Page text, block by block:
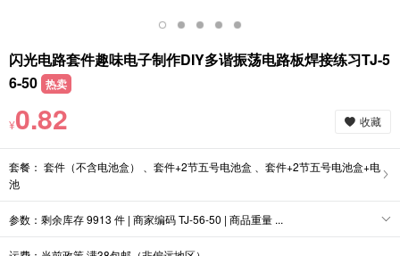
闪光电路套件趣味电子制作DIY多谐振荡电路板焊接练习TJ-5
6-50 热卖
¥0.82 收藏
套餐： 套件（不含电池盒） 、套件+2节五号电池盒 、套件+2节五号电池盒+电
池
参数：剩余库存 9913 件 | 商家编码 TJ-56-50 | 商品重量 ...